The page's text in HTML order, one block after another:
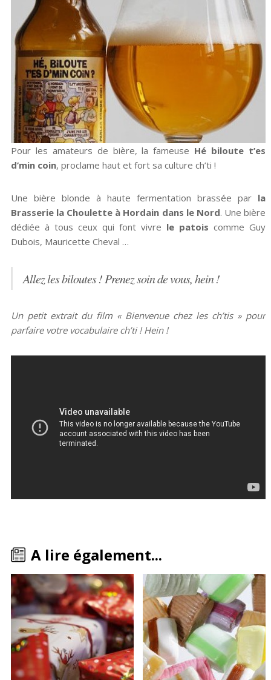
Pour les amateurs de bière, la fameuse Hé biloute t’es
d’min coin, proclame haut et fort sa culture ch’ti !
Une bière blonde à haute fermentation brassée par la
Brasserie la Choulette à Hordain dans le Nord. Une bière
dédiée à tous ceux qui font vivre le patois comme Guy
Dubois, Mauricette Cheval …
Allez les biloutes ! Prenez soin de vous, hein !
Un petit extrait du film « Bienvenue chez les ch’tis » pour
parfaire votre vocabulaire ch’ti ! Hein !
A lire également...